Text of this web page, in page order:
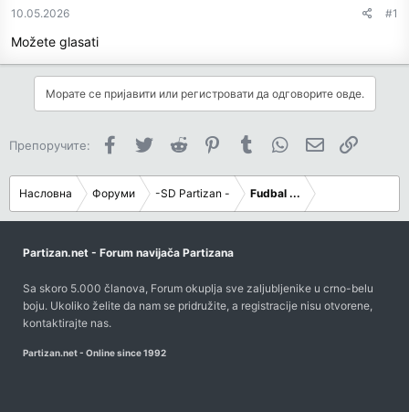
10.05.2026 #1
Možete glasati
Морате се пријавити или регистровати да одговорите овде.
Препоручите: FacebookTwitter Reddit PinterestTumblr WhatsApp
Имејл
Насловна Форуми -SD Partizan - Fudbal ...
Partizan.net - Forum navijača Partizana
Sa skoro 5.000 članova, Forum okuplja sve zaljubljenike u crno-belu
boju. Ukoliko želite da nam se pridružite, a registracije nisu otvorene,
kontaktirajte nas.
Partizan.net - Online since 1992